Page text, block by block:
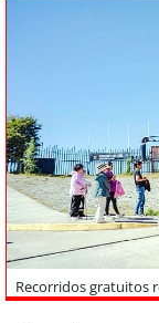
soychile
soyarica
soyiquique
Recorridos gratuitos